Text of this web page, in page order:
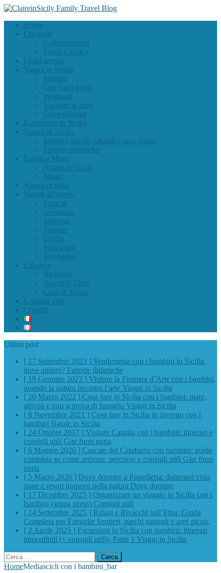
Home
Chi sono
Collaborazioni
Privacy Policy
I miei servizi
Viaggi in Sicilia
Itinerari
Gite fuori porta
Weekend
Vacanze al mare
Dove dormire
Esperienze in Sicilia
Natura in Sicilia
Sentieri, parchi naturali e aree picnic
Fattorie didattiche
Eventi e Musei
Natale in Sicilia
Musei
Viaggi in Italia
Viaggi all’estero
Francia
Germania
Slovenia
Spagna
Grecia
Stati Uniti
Seychelles
Lifestyle
Blogging
Giochi E Libri
Cose di Sicilia
Consigli utili
Contatti
Ultimi post
[ 17 Settembre 2023 ] Vendemmia con i bambini in Sicilia,
dove andare? Fattorie didattiche
[ 19 Gennaio 2023 ] Visitare la Fiumara d’Arte con i bambini,
quando la natura incontra l’arte Viaggi in Sicilia
[ 20 Marzo 2022 ] Cosa fare in Sicilia con i bambini: mare,
attività e tour a prova di famiglia Viaggi in Sicilia
[ 8 Novembre 2021 ] Cosa fare in Sicilia in inverno con i
bambini Natale in Sicilia
[ 24 Ottobre 2017 ] Visitare Catania con i bambini: itinerari e
consigli utili Gite fuori porta
[ 6 Maggio 2026 ] Cascate del Catafurco con bambini: guida
completa su come arrivare, percorso e consigli utili Gite fuori
porta
[ 5 Marzo 2026 ] Dove dormire a Pantelleria: dammusi vista
mare e resort immersi nella natura Dove dormire
[ 17 Dicembre 2025 ] Organizzare un viaggio in Sicilia con i
bambini (senza stress) Consigli utili
[ 14 Settembre 2025 ] Rifugi e Bivacchi sull’Etna: Guida
Completa per Famiglie Sentieri, parchi naturali e aree picnic
[ 2 Aprile 2025 ] Escursioni in Sicilia con bambini: itinerari
imperdibili (+ consigli utili)- Parte 1 Viaggi in Sicilia
Ricerca
per:
HomeMediascicli con i bambini_bar